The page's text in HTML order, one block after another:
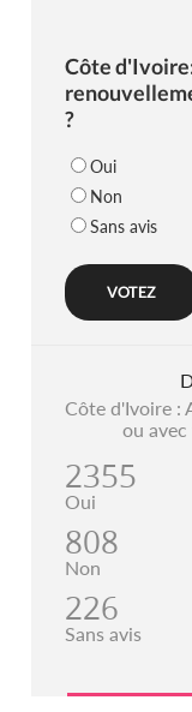
Côte
?
Oui
Non
Sans avis
Côte d'Ivoire :
ou
2355
Oui
808
Non
226
Sans avis